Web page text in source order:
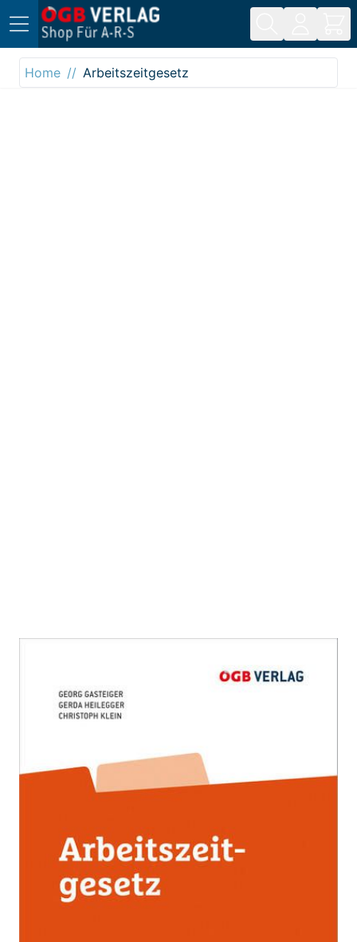
Direkt zum Inhalt
Home
Arbeitszeitgesetz
Zur Wunschliste hinzufügen
Heilegger Gerda,Klein Christoph
Georg
20.05.2021
Buch + e-book 760 Seiten
gebunden